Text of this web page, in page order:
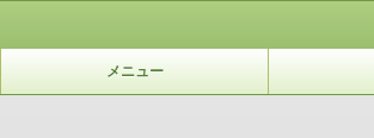
メニュー